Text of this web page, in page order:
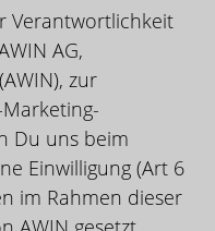
Verantwortlichkeit
AG,
zur
Du uns beim
Einwilligung (Art 6
im Rahmen dieser